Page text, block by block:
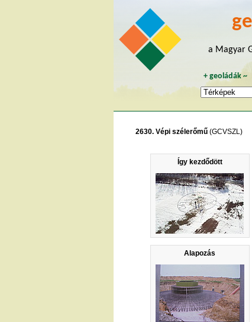
a Magyar
+geoládák ~
2630. Vépi szélerőmű (GCVSZL)
Így kezdődött
Alapozás